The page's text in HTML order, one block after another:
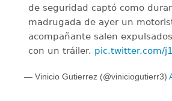
de seguridad captó como
madrugada de ayer un
acompañante salen
con un tráiler. pic.twitter.com/
— Vinicio Gutierrez (@viniciogutierr3)